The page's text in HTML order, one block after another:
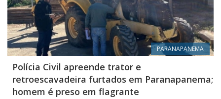
PARANAPANEMA
Polícia Civil apreende trator e
retroescavadeira furtados em Paranapanema;
homem é preso em flagrante